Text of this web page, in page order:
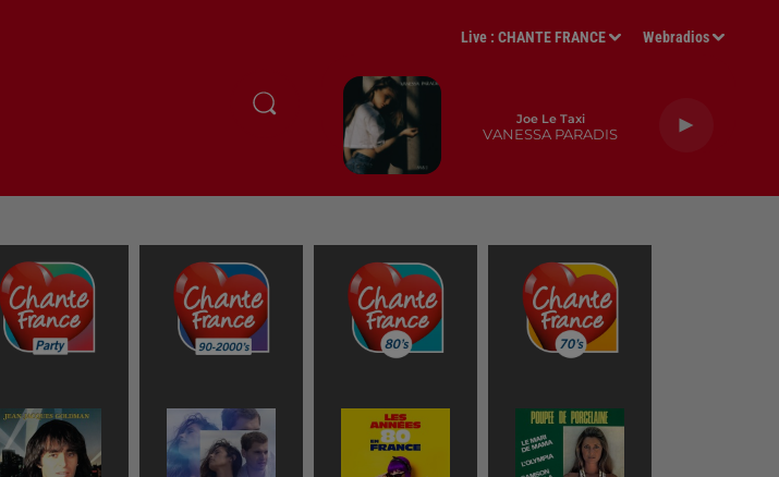
Live :CHANTE FRANCE Webradios
Joe Le Taxi
VANESSA PARADIS